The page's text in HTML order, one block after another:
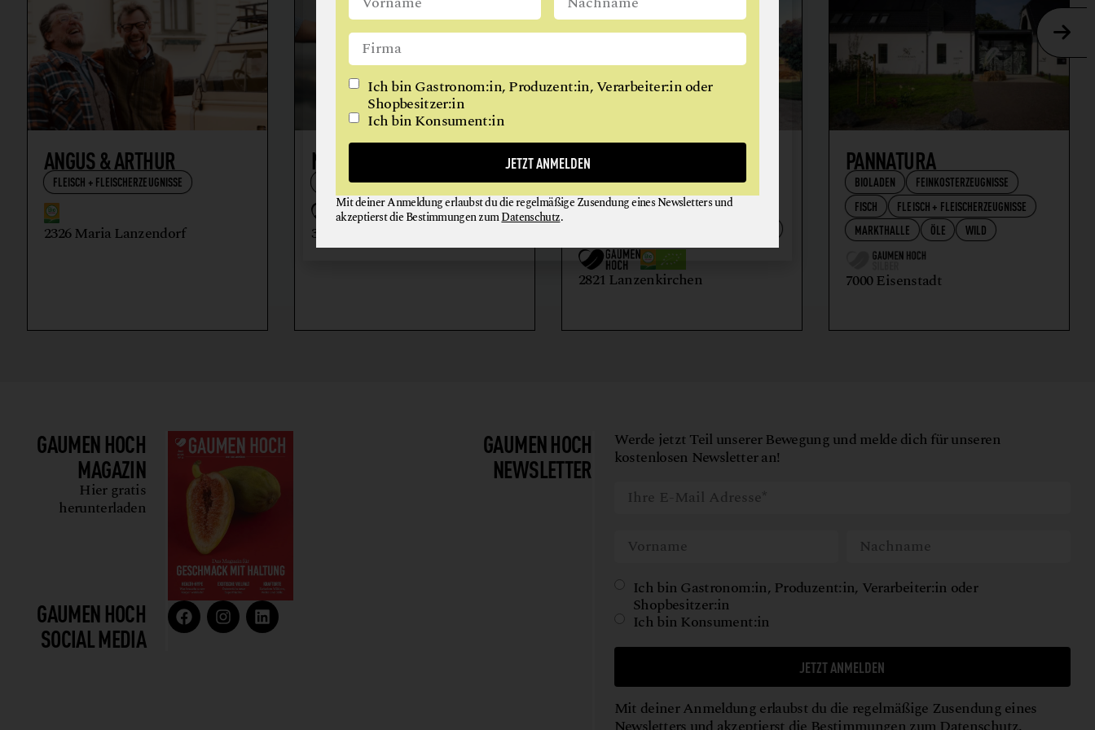
REITHALLE
RINDERHALTUNG
VITALKÜCHE
WIEN
ANGUS & ARTHUR
FLEISCH + FLEISCHERZEUGNISSE
2326 Maria Lanzendorf
NIKOLAIHOF
3512 Mautern an der Donau
BIO-LANDWIRTSCHAFT
LILIENHOF
EIER + EIPRODUKTE
GEMÜSE
2821 Lanzenkirchen
PANNATURA
BIOLADEN
FEINKOSTERZEUGNISSE
FISCH
FLEISCH + FLEISCHERZEUGNISSE
MARKTHALLE
ÖLE WILD
7000 Eisenstadt
GAUMEN HOCH
MAGAZIN
Hier gratis
herunterladen
GAUMEN HOCH
SOCIAL MEDIA
GAUMEN HOCH
NEWSLETTER
Werde jetzt Teil unserer Bewegung und melde dich für unseren
kostenlosen Newsletter an!
Ich bin Gastronom:in, Produzent:in, Verarbeiter:in oder
Shopbesitzer:in
Ich bin Konsument:in
JETZT ANMELDEN
Mit deiner Anmeldung erlaubst du die regelmäßige Zusendung eines
Ich bin Gastronom:in, Produzent:in, Verarbeiter:in oder
Shopbesitzer:in
Ich bin Konsument:in
JETZT ANMELDEN
Mit deiner Anmeldung erlaubst du die regelmäßige Zusendung eines Newsletters und
akzeptierst die Bestimmungen zumDatenschutz.